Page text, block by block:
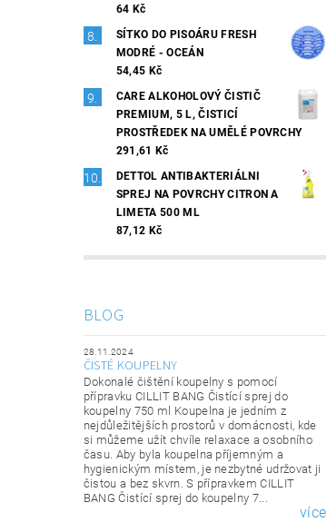
64 Kč
SÍTKO DO PISOÁRU FRESH
MODRÉ - OCEÁN
54,45 Kč
CARE ALKOHOLOVÝ ČISTIČ
PREMIUM, 5 L, ČISTICÍ
PROSTŘEDEK NA UMĚLÉ POVRCHY
291,61 Kč
DETTOL ANTIBAKTERIÁLNI
SPREJ NA POVRCHY CITRON A
LIMETA 500 ML
87,12 Kč
BLOG
28.11.2024
ČISTÉ KOUPELNY
Dokonalé čištění koupelny s pomocí
přípravku CILLIT BANG Čistící sprej do
koupelny 750 ml Koupelna je jedním z
nejdůležitějších prostorů v domácnosti, kde
si můžeme užít chvíle relaxace a osobního
času. Aby byla koupelna příjemným a
hygienickým místem, je nezbytné udržovat ji
čistou a bez skvrn. S přípravkem CILLIT
BANG Čistící sprej do koupelny 7...
více